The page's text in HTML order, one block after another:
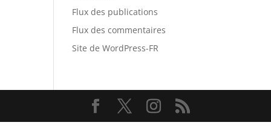
Flux des publications
Flux des commentaires
Site de WordPress-FR